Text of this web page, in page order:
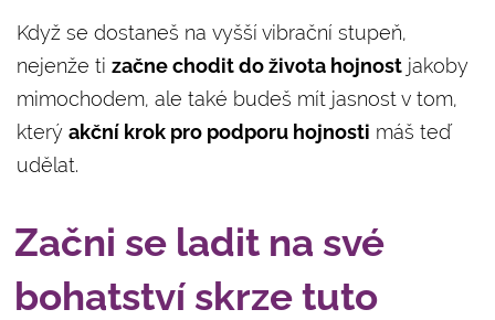
Když se dostaneš na vyšší vibrační stupeň,
nejenže ti začne chodit do života hojnost jakoby
mimochodem, ale také budeš mít jasnost v tom,
který akční krok pro podporu hojnosti máš teď
udělat.
Začni se ladit na své
bohatství skrze tuto